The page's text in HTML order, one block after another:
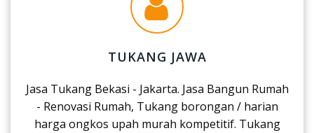
TUKANG JAWA
Jasa Tukang Bekasi - Jakarta. Jasa Bangun Rumah
- Renovasi Rumah, Tukang borongan / harian
harga ongkos upah murah kompetitif. Tukang